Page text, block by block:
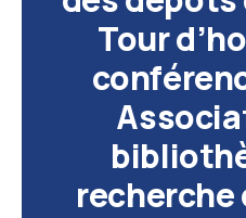
Tour
recherche